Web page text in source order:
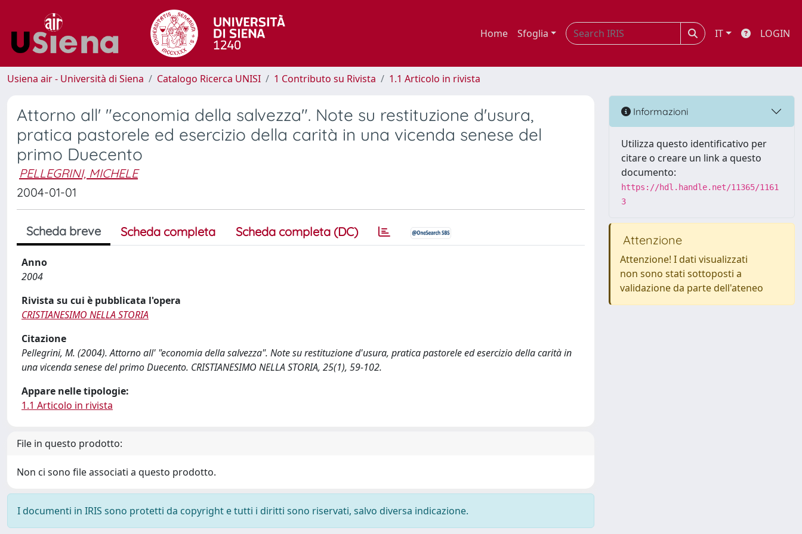
Home Sfoglia IT LOGIN
Usiena air - Università di Siena Catalogo Ricerca UNISI 1 Contributo su Rivista 1.1 Articolo in rivista
Attorno all' "economia della salvezza". Note su restituzione d'usura,
pratica pastorele ed esercizio della carità in una vicenda senese del
primo Duecento
PELLEGRINI, MICHELE
2004-01-01
Scheda breve Scheda completa Scheda completa (DC)
Anno
2004
Rivista su cui è pubblicata l'opera
CRISTIANESIMO NELLA STORIA
Citazione
Pellegrini, M. (2004). Attorno all' "economia della salvezza". Note su restituzione d'usura, pratica pastorele ed esercizio della carità in
una vicenda senese del primo Duecento. CRISTIANESIMO NELLA STORIA, 25(1), 59-102.
Appare nelle tipologie:
1.1 Articolo in rivista
File in questo prodotto:
Non ci sono file associati a questo prodotto.
I documenti in IRIS sono protetti da copyright e tutti i diritti sono riservati, salvo diversa indicazione.
Informazioni
Utilizza questo identificativo per
citare o creare un link a questo
documento:
https://hdl.handle.net/11365/1161
3
Attenzione
Attenzione! I dati visualizzati
non sono stati sottoposti a
validazione da parte dell'ateneo